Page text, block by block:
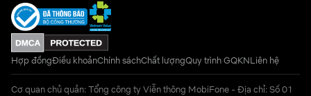
Hợp đồngĐiều khoảnChính sáchChất lượngQuy trình GQKNLiên hệ
Cơ quan chủ quản: Tổng công ty Viễn thông MobiFone - Địa chỉ: Số 01